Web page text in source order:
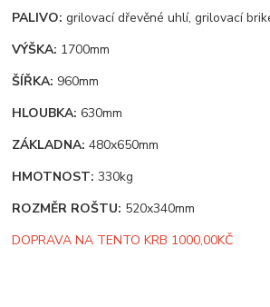
PALIVO:grilovací dřevěné uhlí, grilovací
VÝŠKA: 1700mm
ŠÍŘKA: 960mm
HLOUBKA:630mm
ZÁKLADNA:480x650mm
HMOTNOST:330kg
ROZMĚR ROŠTU: 520x340mm
DOPRAVA NA TENTO KRB 1000,00KČ